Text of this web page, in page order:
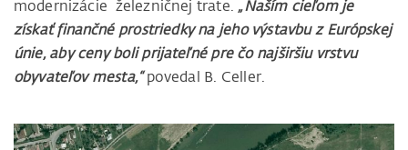
modernizácie železničnej trate. „Naším cieľom je
získať finančné prostriedky na jeho výstavbu z Európskej
únie, aby ceny boli prijateľné pre čo najširšiu vrstvu
obyvateľov mesta,“povedal B. Celler.